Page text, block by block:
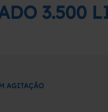
3.500
AGITAÇÃO